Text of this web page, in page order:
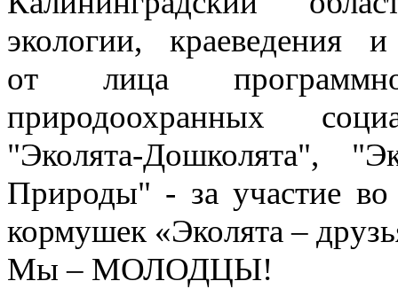
экологии, краеведения
от лица
природоохранных
"Эколята-Дошколята",
Природы" - за участие во
кормушек «Эколята –
Мы – МОЛОДЦЫ!